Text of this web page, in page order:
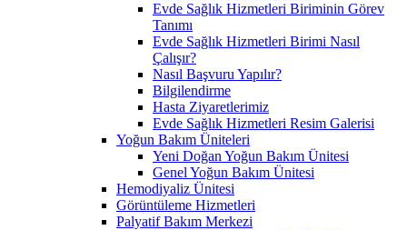
Evde Sağlık Hizmetleri Biriminin Görev
Tanımı
Evde Sağlık Hizmetleri Birimi Nasıl
Çalışır?
Nasıl Başvuru Yapılır?
Bilgilendirme
Hasta Ziyaretlerimiz
Evde Sağlık Hizmetleri Resim Galerisi
Yoğun Bakım Üniteleri
Yeni Doğan Yoğun Bakım Ünitesi
Genel Yoğun Bakım Ünitesi
Hemodiyaliz Ünitesi
Görüntüleme Hizmetleri
Palyatif Bakım Merkezi